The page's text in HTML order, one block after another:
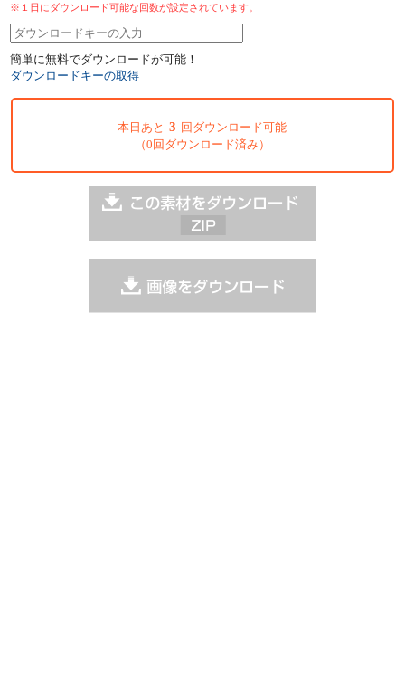
※１日にダウンロード可能な回数が設定されています。
簡単に無料でダウンロードが可能！
ダウンロードキーの取得
本日あと 3 回ダウンロード可能
（0回ダウンロード済み）